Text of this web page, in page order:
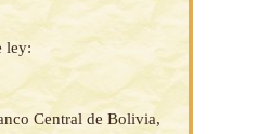
ley:
Central de Bolivia,